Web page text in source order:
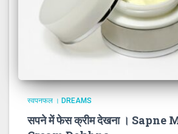
स्वपनफल । DREAMS
सपने में फेस क्रीम देखना । Sapne